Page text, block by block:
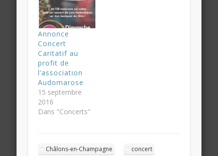
Annonce
Concert
Caritatif au
profit de
l’association
Audomarose
15 septembre
2016
Dans "Concerts"
Châlons-en-Champagne concert